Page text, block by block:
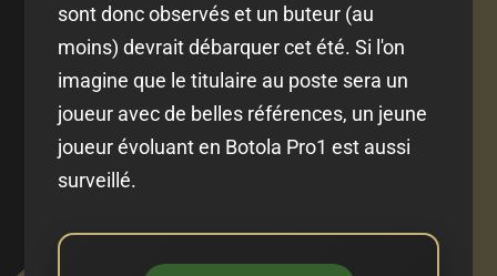
sont donc observés et un buteur (au
moins) devrait débarquer cet été. Si l'on
imagine que le titulaire au poste sera un
joueur avec de belles références, un jeune
joueur évoluant en Botola Pro1 est aussi
surveillé.